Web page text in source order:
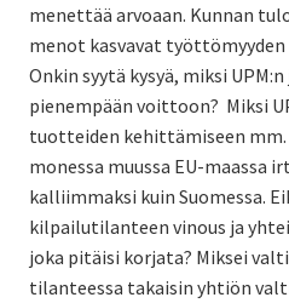
menettää arvoaan. Kunnan
menot kasvavat työttömyyden
Onkin syytä kysyä, miksi
pienempään voittoon? Miksi
tuotteiden kehittämiseen mm.
monessa muussa EU-maassa
kalliimmaksi kuin Suomessa.
kilpailutilanteen vinous ja
joka pitäisi korjata? Miksei
tilanteessa takaisin yhtiön